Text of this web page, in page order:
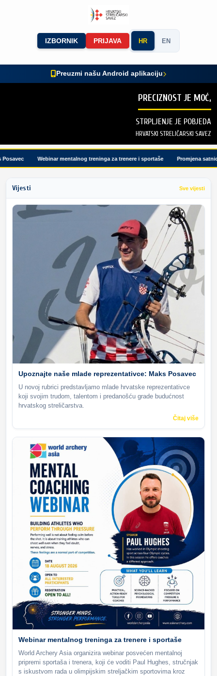
IZBORNIK PRIJAVA HR EN
Preuzmi našu Android aplikaciju
PRECIZNOST JE MOĆ,
STRPLJENJE JE POBJEDA
HRVATSKI STRELIČARSKI SAVEZ
Webinar mentalnog treninga za trenere i sportaše Promjena satnice
Vijesti Sve vijesti
Upoznajte naše mlade reprezentativce: Maks Posavec
U novoj rubrici predstavljamo mlade hrvatske reprezentativce
koji svojim trudom, talentom i predanošću grade budućnost
hrvatskog streličarstva.
Čitaj više
Webinar mentalnog treninga za trenere i sportaše
World Archery Asia organizira webinar posvećen mentalnoj
pripremi sportaša i trenera, koji će voditi Paul Hughes, stručnjak
s iskustvom rada u olimpijskim streljačkim sportovima kroz